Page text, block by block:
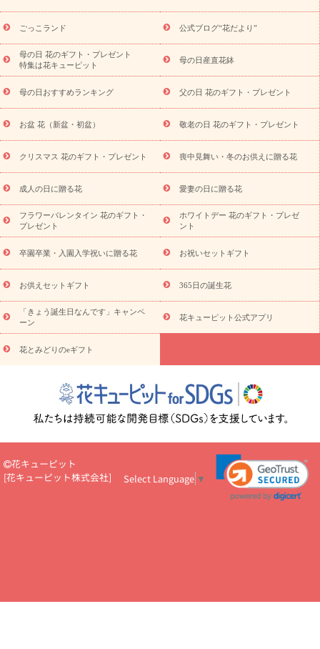
ら探す
お祝いの花特集 当日配達特急便 お祝い商品一覧
念日
結婚祝い 出産祝い 退院祝い・快気祝い
寿祝い
プチギフト ペットのお祝いフラワー
お供え・お悔やみの花
四十九日法要以降に贈る花
通夜・葬儀
に贈る花
お供え お花とセットギフト
お供え プリザーブドフラ
ワー
ペットのお供えフラワー お盆（新盆・初盆）
その他
お祝い返し
お見舞い お取り寄せギフト ビジネス用
ご自宅
用
観葉植物 ミディ胡蝶蘭 プリザーブドフラワー
スタイル
から探す
アレンジメント 花束 スタンド花 お祝い
お供
え・お悔やみ
胡蝶蘭・花鉢
ミディ胡蝶蘭・お祝い
ミディ胡蝶蘭・お供え
世界初の青色胡蝶蘭 観葉植物
観葉植
物
産直多肉植物 プリザーブドフラワー お祝い
お供え・お
悔やみ
花とセットギフト セミオーダー
プチギフト
（hanamore -ハナモア-）
花とみどりのeギフト
トのeGfit
カラー ピンク イエローオレンジ レッド
お花の
種類
バラ ユリ トルコキキョウ 予算から探す
お祝い・3000円～ お祝い・4000円～ お祝い・5000円～
お
祝い・7000円～ お祝い・10000円～ お供え・お悔やみ
え・お悔やみ・3000円～ お供え・お悔やみ・5000円～
お供
え・お悔やみ・7000円～
365日の誕生花カレンダー
いのマナー
定年退職祝いのマナー
お祝いを贈るときのマナー・
花キューピットのお祝いコラム一覧
誕生日のお花を「色
彩心理学」で選ぶ方法
結婚祝いの予算相場
出産祝いお役立ち情
報
転職祝いのマナー基礎知識
ペットのお祝いワンポイントアド
お見舞いのマナーとル
ール
新築引っ越し祝いコラム お祝い花のマナー総まとめ
職
場上司や先輩へ贈るお祝い花の正解は？
開店祝いの花 選び方ガイ
あり)
花キューピット×専門家
CO2排出量削減 / SDGsを考える
ごっこランド 公式ブログ“花だより”
母の日 花のギフト・プレゼント
特集は花キューピット
母の日産直花鉢
母の日おすすめランキング 父の日 花のギフト・プレゼント
お盆 花（新盆・初盆） 敬老の日 花のギフト・プレゼント
クリスマス 花のギフト・プレゼント 喪中見舞い・冬のお供えに贈る花
成人の日に贈る花 愛妻の日に贈る花
フラワーバレンタイン 花のギフト・
プレゼント
ホワイトデー 花のギフト・プレゼ
ント
卒園卒業・入園入学祝いに贈る花 お祝いセットギフト
お供えセットギフト 365日の誕生花
「きょう誕生日なんです」キャンペ
ーン
花キューピット公式アプリ
花とみどりのeギフト
花キューピット
[花キューピット株式会社] Select Language ▼